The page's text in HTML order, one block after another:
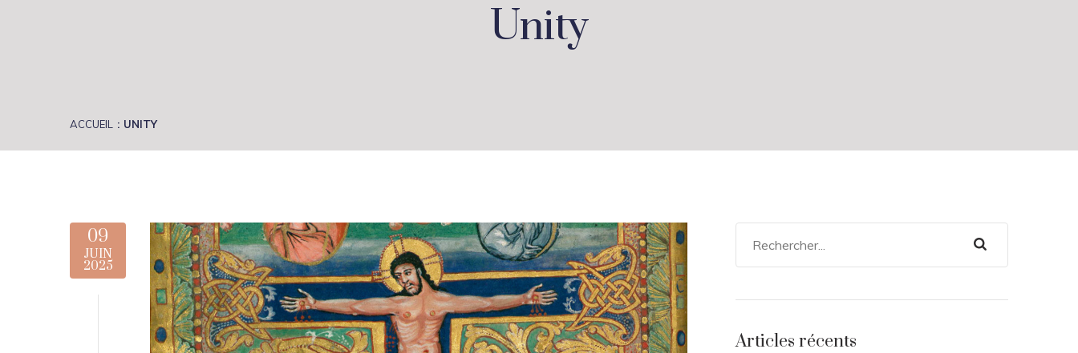
Unity
ACCUEIL UNITY
09
JUIN
2025
Articles récents